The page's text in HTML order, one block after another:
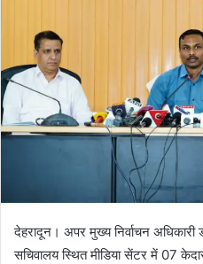
m
a
l
देहरादून। अपर मुख्य निर्वाचन
सचिवालय स्थित मीडिया सेंटर में 07